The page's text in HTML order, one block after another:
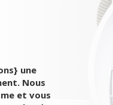
une
Nous
et vous